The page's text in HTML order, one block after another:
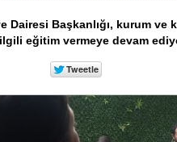
Dairesi Başkanlığı, kurum
eğitim vermeye devam